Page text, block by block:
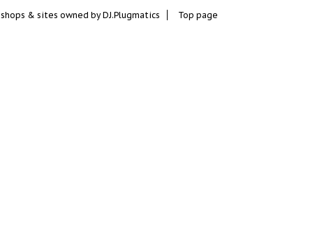
shops & sites owned by DJ.Plugmatics Top page